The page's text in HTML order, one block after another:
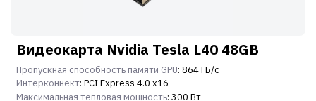
Видеокарта Nvidia Tesla L40 48GB
Пропускная способность памяти GPU: 864 ГБ/с
Интерконнект: PCI Express 4.0 x16
Максимальная тепловая мощность: 300 Вт